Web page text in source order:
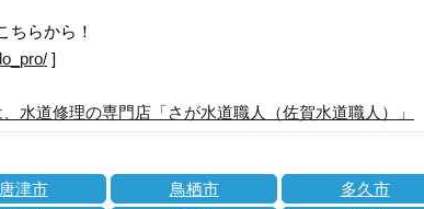
らから！
]
水道修理の専門店「さが水道職人（佐賀水道職人）」
唐津市 鳥栖市
多久市